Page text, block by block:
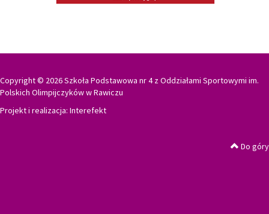
Copyright © 2026 Szkoła Podstawowa nr 4 z Oddziałami Sportowymi im.
Polskich Olimpijczyków w Rawiczu
Projekt i realizacja: Interefekt
Do góry